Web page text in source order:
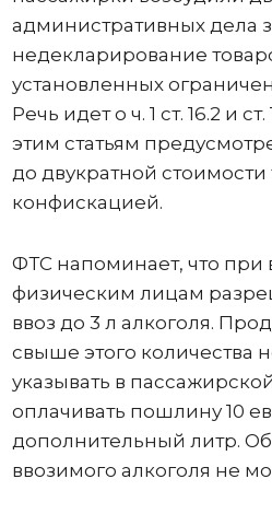
административных дела
недекларирование
установленных
Речь идет о ч. 1 ст. 16.2 и
этим статьям
до двукратной
конфискацией.
ФТС напоминает, что при
физическим лицам
ввоз до 3 л алкоголя.
свыше этого количества
указывать в
оплачивать пошлину 10
дополнительный литр.
ввозимого алкоголя не